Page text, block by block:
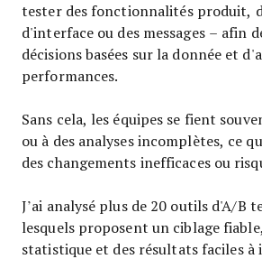
tester des fonctionnalités produit,
d'interface ou des messages – afin
décisions basées sur la donnée et
performances.
Sans cela, les équipes se fient
ou à des analyses incomplètes, ce
des changements inefficaces ou
J’ai analysé plus de 20 outils d'A/B
lesquels proposent un ciblage
statistique et des résultats faciles